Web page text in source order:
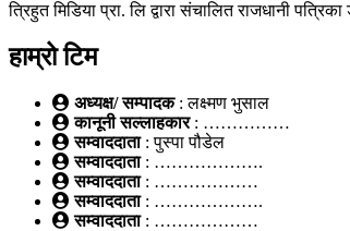
त्रिहुत मिडिया प्रा. लि द्वारा संचालित राजधानी
हाम्रो टिम
अध्यक्ष/ सम्पादक: लक्ष्मण भुसाल
कानूनी सल्लाहकार : ……………
सम्वाददाता: पुस्पा पौडेल
सम्वाददाता : ……………….
सम्वाददाता: ………………
सम्वाददाता: ……………….
सम्वाददाता: ………………